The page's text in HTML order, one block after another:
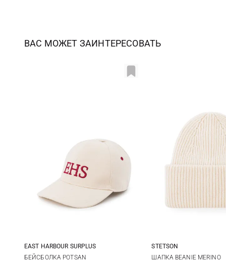
ВАС МОЖЕТ ЗАИНТЕРЕСОВАТЬ
One size
EAST HARBOUR SURPLUS
БЕЙСБОЛКА POTSAN
One size
STETSON
ШАПКА BEANIE MERINO